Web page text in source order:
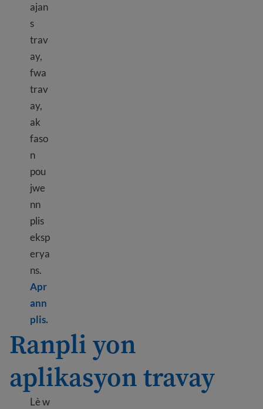
ajan
s
trav
ay,
fwa
trav
ay,
ak
faso
n
pou
jwe
nn
plis
eksp
erya
ns.
Apr
ann
plis.Learn more about How to find a job
Ranpli yon
aplikasyon travay
Lè w